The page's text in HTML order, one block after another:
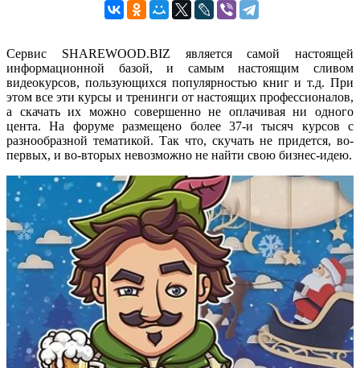
Сервис SHAREWOOD.BIZ является самой настоящей
информационной базой, и самым настоящим сливом
видеокурсов, пользующихся популярностью книг и т.д. При
этом все эти курсы и тренинги от настоящих профессионалов,
а скачать их можно совершенно не оплачивая ни одного
цента. На форуме размещено более 37-и тысяч курсов с
разнообразной тематикой. Так что, скучать не придется, во-
первых, и во-вторых невозможно не найти свою бизнес-идею.